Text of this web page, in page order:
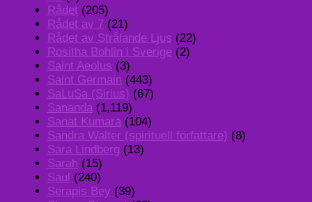
Rådet (205)
Rådet av 7 (21)
Rådet av Strålande Ljus (22)
Rositha Bohlin i Sverige (2)
Saint Aeolus (3)
Saint Germain (443)
SaLuSa (Sirius) (67)
Sananda (1,119)
Sanat Kumara (104)
Sandra Walter (spirituell författare) (8)
Sara Lindberg (13)
Sarah (15)
Saul (240)
Serapis Bey (39)